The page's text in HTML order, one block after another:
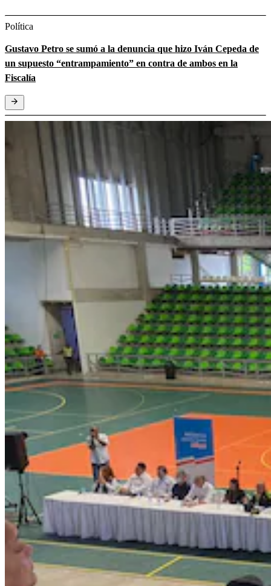
Política
Gustavo Petro se sumó a la denuncia que hizo Iván Cepeda de
un supuesto “entrampamiento” en contra de ambos en la
Fiscalía